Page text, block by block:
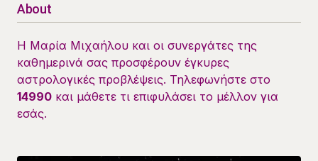
About
Η Μαρία Μιχαήλου και οι συνεργάτες της
καθημερινά σας προσφέρουν έγκυρες
αστρολογικές προβλέψεις. Τηλεφωνήστε στο
14990 και μάθετε τι επιφυλάσει το μέλλον για
εσάς.